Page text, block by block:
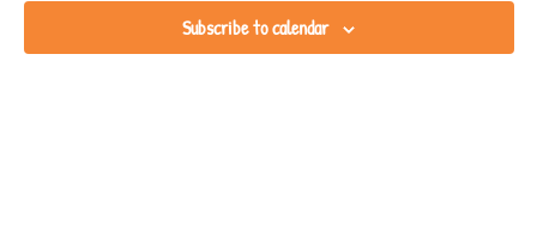
Subscribe to calendar